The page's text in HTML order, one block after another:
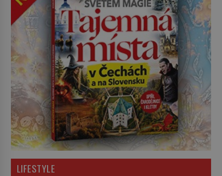
LIFESTYLE